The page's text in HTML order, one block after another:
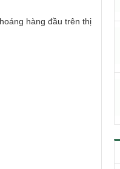
hàng đầu trên thị